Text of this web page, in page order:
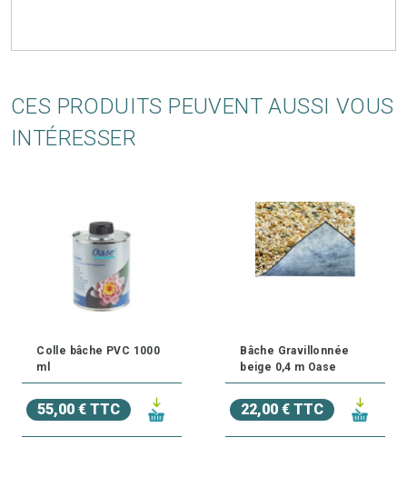
CES PRODUITS PEUVENT AUSSI VOUS
INTÉRESSER
Colle bâche PVC 1000
ml
55,00 € TTC
Bâche Gravillonnée
beige 0,4 m Oase
22,00 € TTC